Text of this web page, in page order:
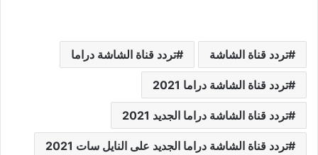
تردد قناة الشاشة تردد قناة الشاشة دراما
تردد قناة الشاشة دراما 2021
تردد قناة الشاشة دراما الجديد 2021
تردد قناة الشاشة دراما الجديد على النايل سات 2021